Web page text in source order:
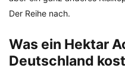
Der Reihe nach.
Was ein Hektar
Deutschland